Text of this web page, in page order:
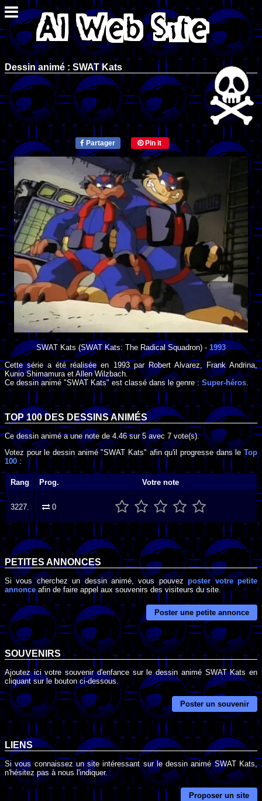
Dessin animé : SWAT Kats
Partager Pin it
SWAT Kats (SWAT Kats: The Radical Squadron) -1993
Cette série a été réalisée en 1993parRobert Alvarez ,Frank Andrina
Kunio Shimamura etAllen Wilzbach
Ce dessin animé "SWAT Kats" est classé dans le genre : Super-héros
TOP 100 DES DESSINS ANIMÉS
Ce dessin animé a une note de4.46sur5avec 7 vote(s).
Votez pour le dessin animé "SWAT Kats" afin qu'il progresse dans le Top
100 :
Rang Prog. Votre note
3227. 0
PETITES ANNONCES
Si vous cherchez un dessin animé, vous pouvezposter votre petite
annonceafin de faire appel aux souvenirs des visiteurs du site.
Poster une petite annonce
SOUVENIRS
Ajoutez ici votre souvenir d'enfance sur le dessin animé SWAT Kats en
cliquant sur le bouton ci-dessous.
Poster un souvenir
LIENS
Si vous connaissez un site intéressant sur le dessin animé SWAT Kats,
n'hésitez pas à nous l'indiquer.
Proposer un site